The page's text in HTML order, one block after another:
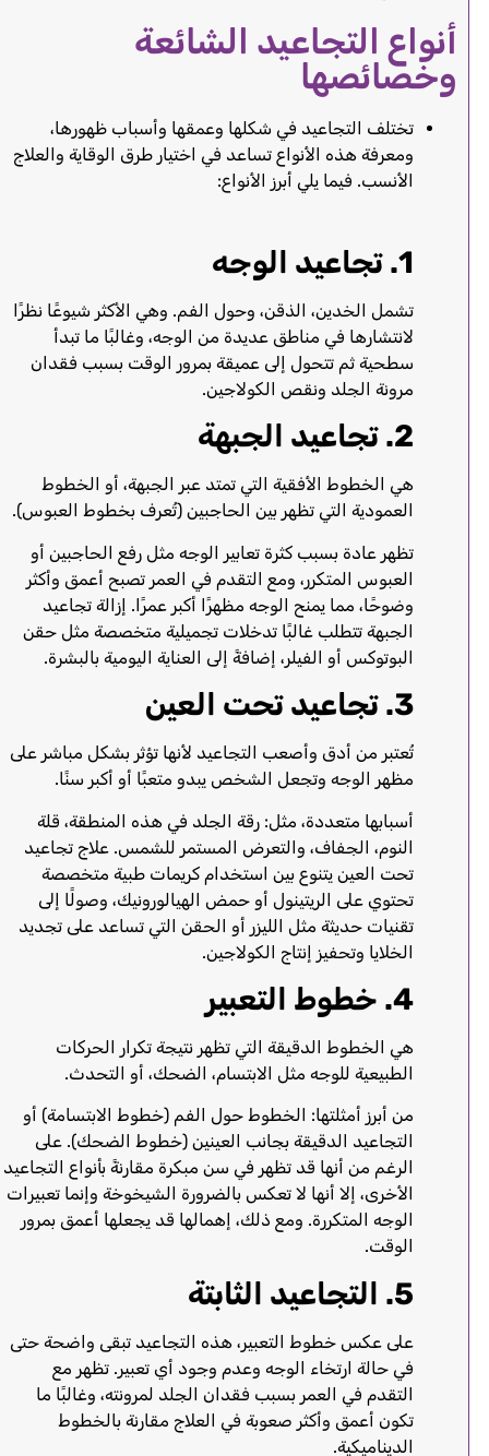
أنواع التجاعيد الشائعة
وخصائصها
تختلف التجاعيد في شكلها وعمقها وأسباب ظهورها،
ومعرفة هذه الأنواع تساعد في اختيار طرق الوقاية والعلاج
الأنسب. فيما يلي أبرز الأنواع:
1. تجاعيد الوجه
تشمل الخدين، الذقن، وحول الفم. وهي الأكثر شيوعًا نظرًا
لانتشارها في مناطق عديدة من الوجه، وغالبًا ما تبدأ
سطحية ثم تتحول إلى عميقة بمرور الوقت بسبب فقدان
مرونة الجلد ونقص الكولاجين.
2. تجاعيد الجبهة
هي الخطوط الأفقية التي تمتد عبر الجبهة، أو الخطوط
العمودية التي تظهر بين الحاجبين (تُعرف بخطوط العبوس).
تظهر عادة بسبب كثرة تعابير الوجه مثل رفع الحاجبين أو
العبوس المتكرر، ومع التقدم في العمر تصبح أعمق وأكثر
وضوحًا، مما يمنح الوجه مظهرًا أكبر عمرًا. إزالة تجاعيد
الجبهة تتطلب غالبًا تدخلات تجميلية متخصصة مثل حقن
البوتوكس أو الفيلر، إضافةً إلى العناية اليومية بالبشرة.
3. تجاعيد تحت العين
تُعتبر من أدق وأصعب التجاعيد لأنها تؤثر بشكل مباشر على
مظهر الوجه وتجعل الشخص يبدو متعبًا أو أكبر سنًا.
أسبابها متعددة، مثل: رقة الجلد في هذه المنطقة، قلة
النوم، الجفاف، والتعرض المستمر للشمس. علاج تجاعيد
تحت العين يتنوع بين استخدام كريمات طبية متخصصة
تحتوي على الريتينول أو حمض الهيالورونيك، وصولًا إلى
تقنيات حديثة مثل الليزر أو الحقن التي تساعد على تجديد
الخلايا وتحفيز إنتاج الكولاجين.
4. خطوط التعبير
هي الخطوط الدقيقة التي تظهر نتيجة تكرار الحركات
الطبيعية للوجه مثل الابتسام، الضحك، أو التحدث.
من أبرز أمثلتها: الخطوط حول الفم (خطوط الابتسامة) أو
التجاعيد الدقيقة بجانب العينين (خطوط الضحك). على
الرغم من أنها قد تظهر في سن مبكرة مقارنةً بأنواع التجاعيد
الأخرى، إلا أنها لا تعكس بالضرورة الشيخوخة وإنما تعبيرات
الوجه المتكررة. ومع ذلك، إهمالها قد يجعلها أعمق بمرور
الوقت.
5. التجاعيد الثابتة
على عكس خطوط التعبير، هذه التجاعيد تبقى واضحة حتى
في حالة ارتخاء الوجه وعدم وجود أي تعبير. تظهر مع
التقدم في العمر بسبب فقدان الجلد لمرونته، وغالبًا ما
تكون أعمق وأكثر صعوبة في العلاج مقارنة بالخطوط
الديناميكية.